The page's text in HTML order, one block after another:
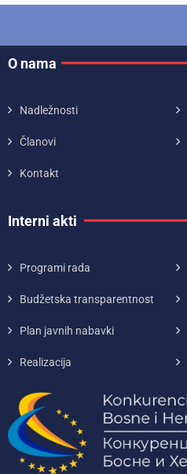
O nama
Nadležnosti
Članovi
Kontakt
Interni akti
Programi rada
Budžetska transparentnost
Plan javnih nabavki
Realizacija